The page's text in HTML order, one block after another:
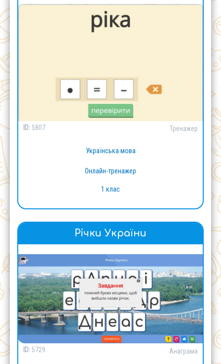
ID: 5807 Тренажер
Українська мова
Онлайн-тренажер
1 клас
Річки України
ID: 5729 Анаграма